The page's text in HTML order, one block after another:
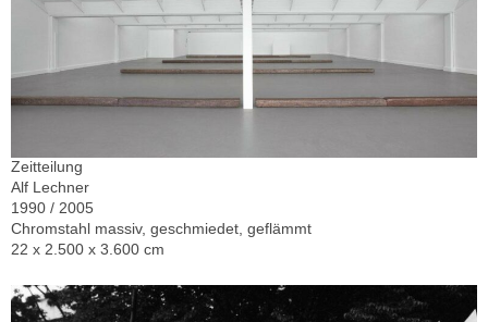
Zeitteilung
Alf Lechner
1990 / 2005
Chromstahl massiv, geschmiedet, geflämmt
22 x 2.500 x 3.600 cm